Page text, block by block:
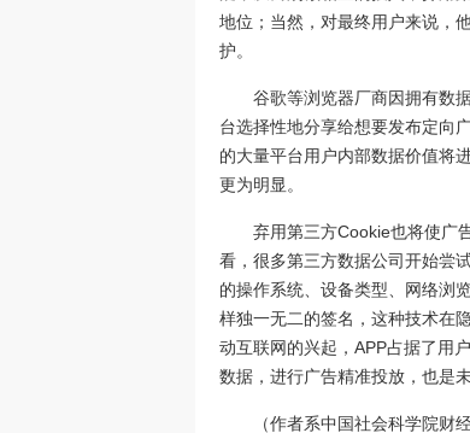
地位；当然，对最终用户来说，
护。
谷歌等浏览器厂商因拥有数
台选择性地分享给想要发布定向
的大量平台用户内部数据价值将
更为明显。
弃用第三方Cookie也将使广
看，很多第三方数据公司开始尝
的操作系统、设备类型、网络浏
样独一无二的签名，这种技术在
动互联网的兴起，APP占据了用
数据，进行广告精准投放，也是
（作者系中国社会科学院财